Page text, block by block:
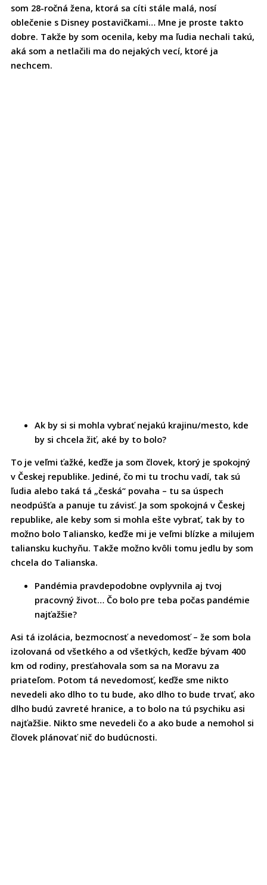
som 28-ročná žena, ktorá sa cíti stále malá, nosí
oblečenie s Disney postavičkami… Mne je proste takto
dobre. Takže by som ocenila, keby ma ľudia nechali takú,
aká som a netlačili ma do nejakých vecí, ktoré ja
nechcem.
Ak by si si mohla vybrať nejakú krajinu/mesto, kde
by si chcela žiť, aké by to bolo?
To je veľmi ťažké, keďže ja som človek, ktorý je spokojný
v Českej republike. Jediné, čo mi tu trochu vadí, tak sú
ľudia alebo taká tá „česká“ povaha – tu sa úspech
neodpúšťa a panuje tu závisť. Ja som spokojná v Českej
republike, ale keby som si mohla ešte vybrať, tak by to
možno bolo Taliansko, keďže mi je veľmi blízke a milujem
taliansku kuchyňu. Takže možno kvôli tomu jedlu by som
chcela do Talianska.
Pandémia pravdepodobne ovplyvnila aj tvoj
pracovný život… Čo bolo pre teba počas pandémie
najťažšie?
Asi tá izolácia, bezmocnosť a nevedomosť – že som bola
izolovaná od všetkého a od všetkých, keďže bývam 400
km od rodiny, presťahovala som sa na Moravu za
priateľom. Potom tá nevedomosť, keďže sme nikto
nevedeli ako dlho to tu bude, ako dlho to bude trvať, ako
dlho budú zavreté hranice, a to bolo na tú psychiku asi
najťažšie. Nikto sme nevedeli čo a ako bude a nemohol si
človek plánovať nič do budúcnosti.